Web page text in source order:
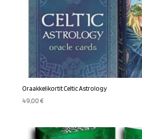
Oraakkelikortit Celtic Astrology
49,00€